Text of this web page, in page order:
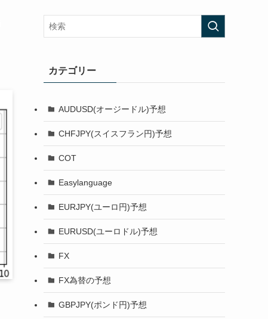
カテゴリー
AUDUSD(オージードル)予想
CHFJPY(スイスフラン円)予想
COT
Easylanguage
EURJPY(ユーロ円)予想
EURUSD(ユーロドル)予想
FX
FX為替の予想
GBPJPY(ポンド円)予想